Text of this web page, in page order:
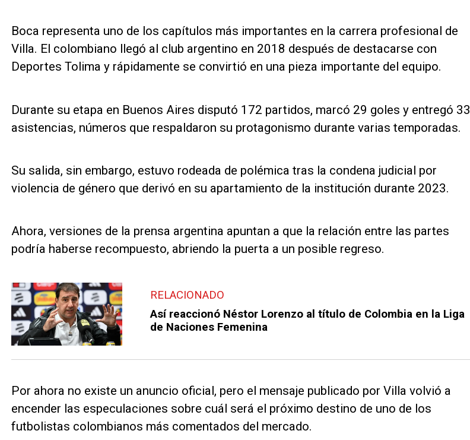
Boca representa uno de los capítulos más importantes en la carrera profesional de
Villa. El colombiano llegó al club argentino en 2018 después de destacarse con
Deportes Tolima y rápidamente se convirtió en una pieza importante del equipo.
Durante su etapa en Buenos Aires disputó 172 partidos, marcó 29 goles y entregó 33
asistencias, números que respaldaron su protagonismo durante varias temporadas.
Su salida, sin embargo, estuvo rodeada de polémica tras la condena judicial por
violencia de género que derivó en su apartamiento de la institución durante 2023.
Ahora, versiones de la prensa argentina apuntan a que la relación entre las partes
podría haberse recompuesto, abriendo la puerta a un posible regreso.
RELACIONADO
Así reaccionó Néstor Lorenzo al título de Colombia en la Liga
de Naciones Femenina
Por ahora no existe un anuncio oficial, pero el mensaje publicado por Villa volvió a
encender las especulaciones sobre cuál será el próximo destino de uno de los
futbolistas colombianos más comentados del mercado.